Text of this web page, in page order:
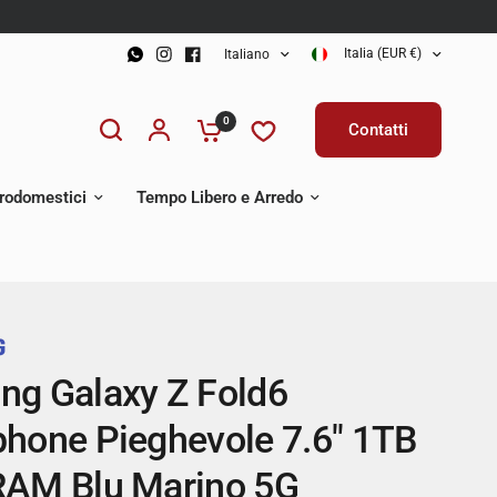
Italiano Italia (EUR €)
0 Contatti
Tempo Libero e Arredo
Galaxy Z Fold6
Pieghevole 7.6" 1TB
Blu Marino 5G